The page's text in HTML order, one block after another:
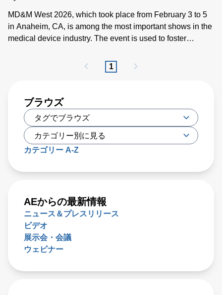
MD&M West 2026, which took place from February 3 to 5
in Anaheim, CA, is among the most important shows in the
medical device industry. The event is used to foster
innovations that will soon underpin breakthroughs in the
1
ブラウズ
カテゴリー A-Z
AEからの最新情報
ニュース＆プレスリリース
ビデオ
展示会・会議
ウェビナー